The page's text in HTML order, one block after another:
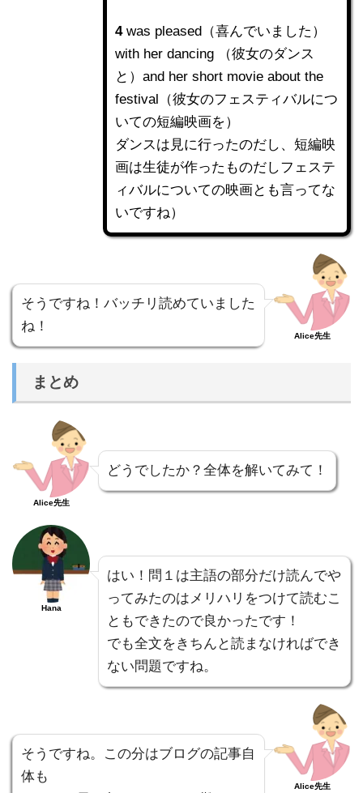
4 was pleased（喜んでいました）
with her dancing （彼女のダンス
と）and her short movie about the
festival（彼女のフェスティバルにつ
いての短編映画を）
ダンスは見に行ったのだし、短編映
画は生徒が作ったものだしフェステ
ィバルについての映画とも言ってな
いですね）
そうですね！バッチリ読めていました
ね！
Alice先生
まとめ
Alice先生
どうでしたか？全体を解いてみて！
Hana
はい！問１は主語の部分だけ読んでや
ってみたのはメリハリをつけて読むこ
ともできたので良かったです！
でも全文をきちんと読まなければでき
ない問題ですね。
そうですね。この分はブログの記事自
体も
Alice先生